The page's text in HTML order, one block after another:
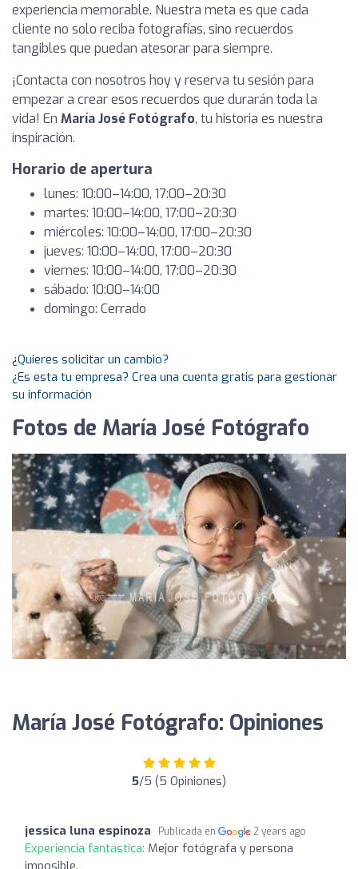
experiencia memorable. Nuestra meta es que cada
cliente no solo reciba fotografías, sino recuerdos
tangibles que puedan atesorar para siempre.
¡Contacta con nosotros hoy y reserva tu sesión para
empezar a crear esos recuerdos que durarán toda la
vida! En María José Fotógrafo, tu historia es nuestra
inspiración.
Horario de apertura
lunes: 10:00–14:00, 17:00–20:30
martes: 10:00–14:00, 17:00–20:30
miércoles: 10:00–14:00, 17:00–20:30
jueves: 10:00–14:00, 17:00–20:30
viernes: 10:00–14:00, 17:00–20:30
sábado: 10:00–14:00
domingo: Cerrado
¿Quieres solicitar un cambio?
¿Es esta tu empresa? Crea una cuenta gratis para gestionar
su información
Fotos de María José Fotógrafo
María José Fotógrafo: Opiniones
5/5 (5 Opiniones)
jessica luna espinoza Publicada en 2 years ago
Experiencia fantástica: Mejor fotógrafa y persona
imposible.